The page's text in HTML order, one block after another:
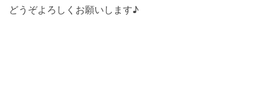
どうぞよろしくお願いします♪